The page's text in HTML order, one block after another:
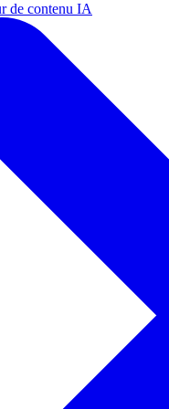
de contenu IA